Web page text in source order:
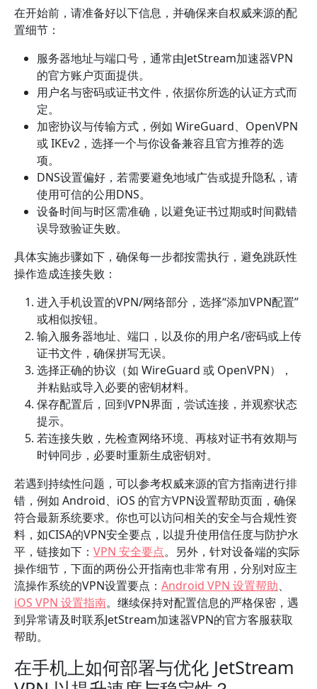
在开始前，请准备好以下信息，并确保来自权威来源的配
置细节：
服务器地址与端口号，通常由JetStream加速器VPN
的官方账户页面提供。
用户名与密码或证书文件，依据你所选的认证方式而
定。
加密协议与传输方式，例如 WireGuard、OpenVPN
或 IKEv2，选择一个与你设备兼容且官方推荐的选
项。
DNS设置偏好，若需要避免地域广告或提升隐私，请
使用可信的公用DNS。
设备时间与时区需准确，以避免证书过期或时间戳错
误导致验证失败。
具体实施步骤如下，确保每一步都按需执行，避免跳跃性
操作造成连接失败：
进入手机设置的VPN/网络部分，选择“添加VPN配置”
或相似按钮。
输入服务器地址、端口，以及你的用户名/密码或上传
证书文件，确保拼写无误。
选择正确的协议（如 WireGuard 或 OpenVPN），
并粘贴或导入必要的密钥材料。
保存配置后，回到VPN界面，尝试连接，并观察状态
提示。
若连接失败，先检查网络环境、再核对证书有效期与
时钟同步，必要时重新生成密钥对。
若遇到持续性问题，可以参考权威来源的官方指南进行排
错，例如 Android、iOS 的官方VPN设置帮助页面，确保
符合最新系统要求。你也可以访问相关的安全与合规性资
料，如CISA的VPN安全要点，以提升使用信任度与防护水
平，链接如下： VPN 安全要点。另外，针对设备端的实际
操作细节，下面的两份公开指南也非常有用，分别对应主
流操作系统的VPN设置要点： Android VPN 设置帮助、
iOS VPN 设置指南。继续保持对配置信息的严格保密，遇
到异常请及时联系JetStream加速器VPN的官方客服获取
帮助。
在手机上如何部署与优化 JetStream